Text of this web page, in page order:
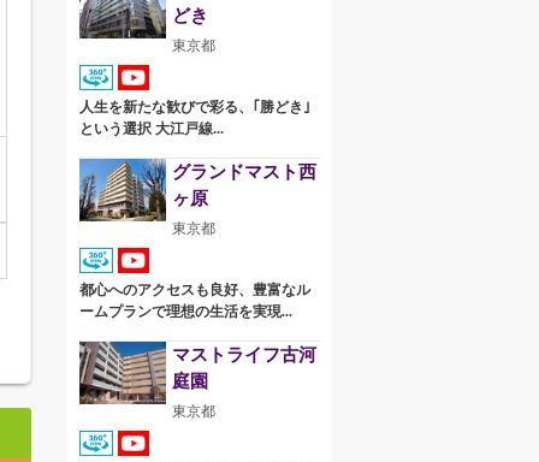
どき
東京都
人生を新たな歓びで彩る、｢勝どき｣
という選択 大江戸線...
グランドマスト西
ヶ原
東京都
都心へのアクセスも良好、豊富なル
ームプランで理想の生活を実現...
マストライフ古河
庭園
東京都